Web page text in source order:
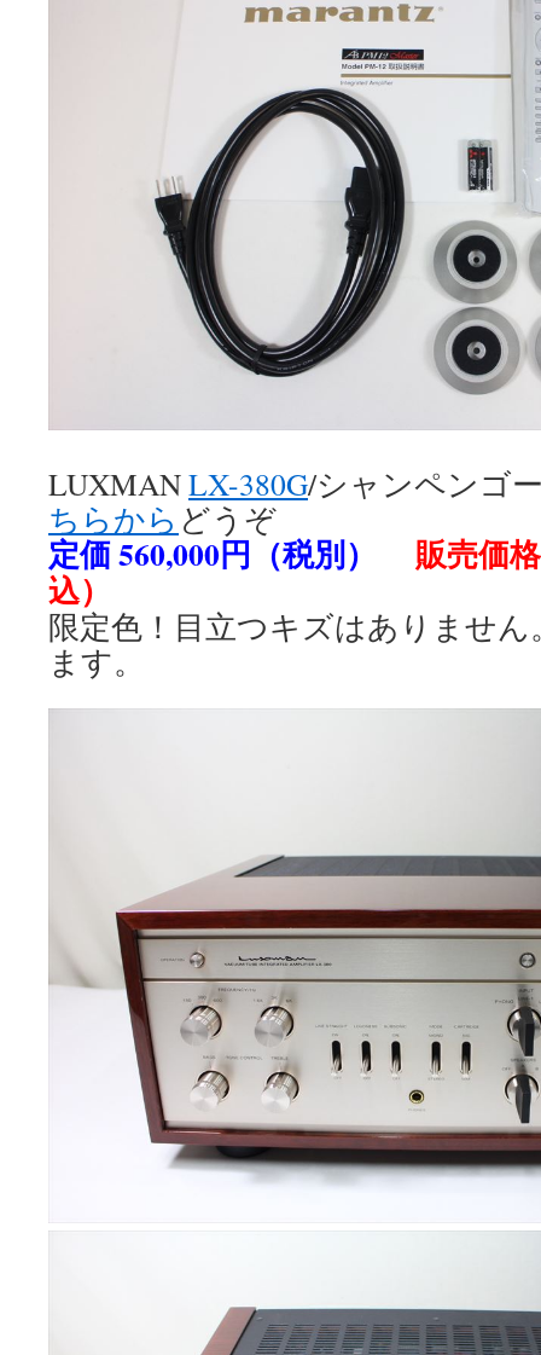
LUXMANLX-380G/シャンペンゴ
ちらから どうぞ
定価 560,000円（税別） 販売価
込）
限定色！目立つキズはありませ
ます。